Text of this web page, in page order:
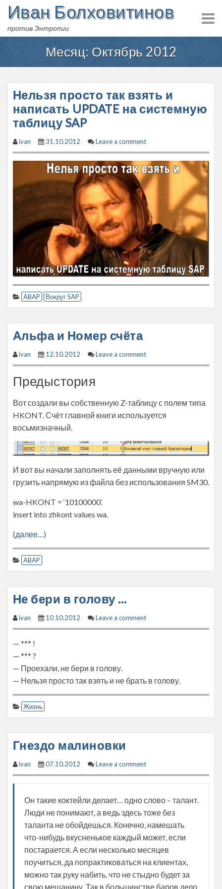
Skip
content
Иван Болховитинов
против Энтропии
Месяц: Октябрь 2012
Нельзя просто так взять и
написать UPDATE на системную
таблицу SAP
ivan 31.10.2012 Leave a comment
ABAP Вокруг SAP
Альфа и Номер счёта
ivan 12.10.2012 Leave a comment
Предыстория
Вот создали вы собственную Z-таблицу с полем типа
HKONT. Счёт главной книги используется
восьмизначный.
И вот вы начали заполнять её данными вручную или
грузить напрямую из файла без использования SM30.
wa-HKONT = ‘10100000’.
insert into zhkont values wa.
(далее…)
ABAP
Не бери в голову …
ivan 10.10.2012 Leave a comment
— *** !
— *** ?
— Проехали, не бери в голову.
— Нельзя просто так взять и не брать в голову.
Жизнь
Гнездо малиновки
ivan 07.10.2012 Leave a comment
Он такие коктейли делает… одно слово – талант.
Люди не понимают, а ведь здесь тоже без
таланта не обойдешься. Конечно, намешать
что-нибудь вкусненькое каждый может, если
постарается. А если несколько месяцев
поучиться, да попрактиковаться на клиентах,
можно так руку набить, что не стыдно будет за
свою мешанину. Так в большинстве баров дело